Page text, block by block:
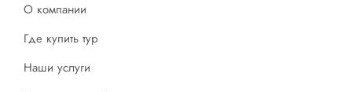
О компании
Где купить тур
Наши услуги